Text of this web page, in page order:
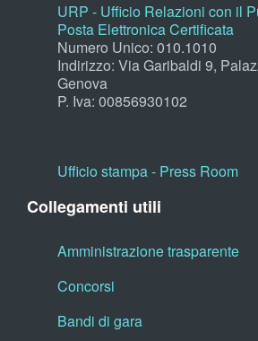
URP - Ufficio Relazioni con il
Posta Elettronica Certificata
Numero Unico: 010.1010
Indirizzo: Via Garibaldi 9,
Genova
P. Iva: 00856930102
Ufficio stampa - Press Room
Collegamenti utili
Amministrazione trasparente
Concorsi
Bandi di gara